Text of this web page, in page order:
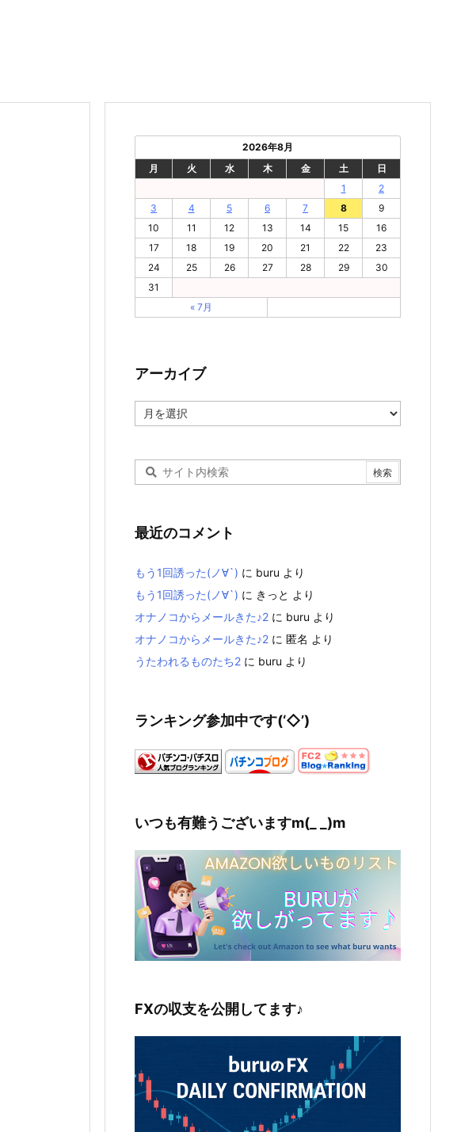
2026年8月
月
火 水 木 金 土
日
1
2
3
4 5 6 7 8
9
10
11 12 13 14 15
16
17
18 19 20 21 22
23
24
25 26 27 28 29
30
31
« 7月
アーカイブ
ー
最近のコメント
もう1回誘った(ノ∀`) に buru より
もう1回誘った(ノ∀`) に きっと より
オナノコからメールきた♪2 に buru より
オナノコからメールきた♪2 に 匿名 より
うたわれるものたち2 に buru より
ランキング参加中です(‘◇’)ゞ
いつも有難うございますm(_ _)m
FXの収支を公開してます♪